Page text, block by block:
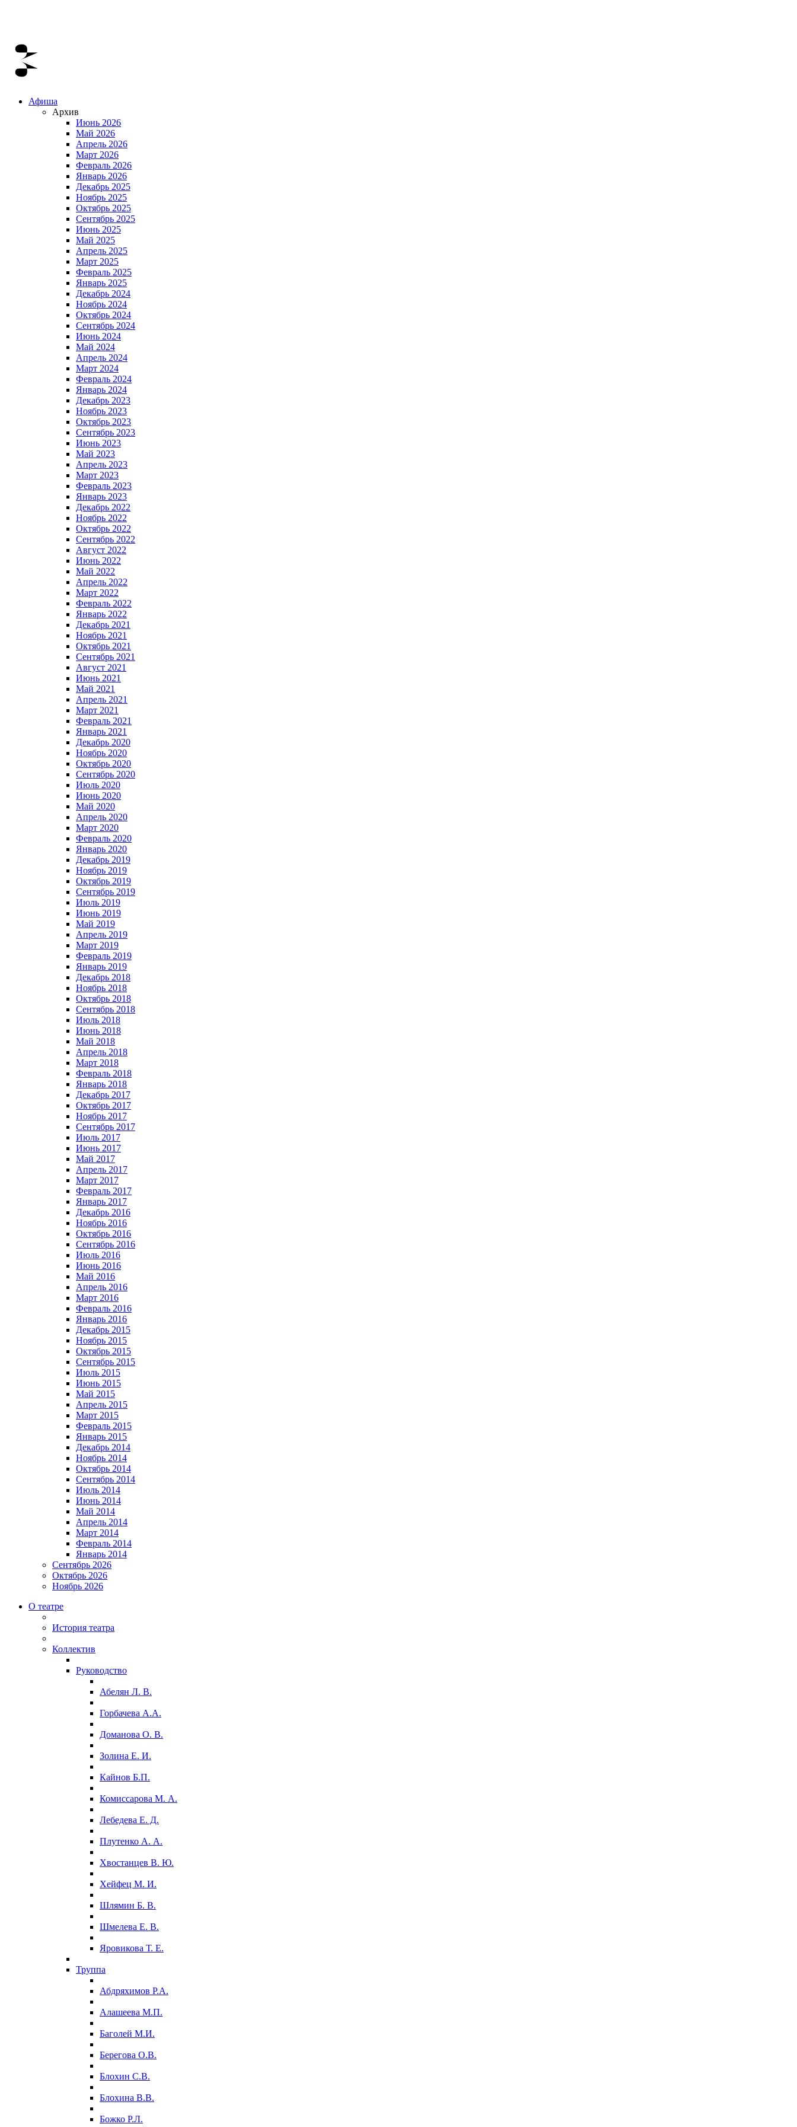
Афиша
Архив
Июнь 2026
Май 2026
Апрель 2026
Март 2026
Февраль 2026
Январь 2026
Декабрь 2025
Ноябрь 2025
Октябрь 2025
Сентябрь 2025
Июнь 2025
Май 2025
Апрель 2025
Март 2025
Февраль 2025
Январь 2025
Декабрь 2024
Ноябрь 2024
Октябрь 2024
Сентябрь 2024
Июнь 2024
Май 2024
Апрель 2024
Март 2024
Февраль 2024
Январь 2024
Декабрь 2023
Ноябрь 2023
Октябрь 2023
Сентябрь 2023
Июнь 2023
Май 2023
Апрель 2023
Март 2023
Февраль 2023
Январь 2023
Декабрь 2022
Ноябрь 2022
Октябрь 2022
Сентябрь 2022
Август 2022
Июнь 2022
Май 2022
Апрель 2022
Март 2022
Февраль 2022
Январь 2022
Декабрь 2021
Ноябрь 2021
Октябрь 2021
Сентябрь 2021
Август 2021
Июнь 2021
Май 2021
Апрель 2021
Март 2021
Февраль 2021
Январь 2021
Декабрь 2020
Ноябрь 2020
Октябрь 2020
Сентябрь 2020
Июль 2020
Июнь 2020
Май 2020
Апрель 2020
Март 2020
Февраль 2020
Январь 2020
Декабрь 2019
Ноябрь 2019
Октябрь 2019
Сентябрь 2019
Июль 2019
Июнь 2019
Май 2019
Апрель 2019
Март 2019
Февраль 2019
Январь 2019
Декабрь 2018
Ноябрь 2018
Октябрь 2018
Сентябрь 2018
Июль 2018
Июнь 2018
Май 2018
Апрель 2018
Март 2018
Февраль 2018
Январь 2018
Декабрь 2017
Октябрь 2017
Ноябрь 2017
Сентябрь 2017
Июль 2017
Июнь 2017
Май 2017
Апрель 2017
Март 2017
Февраль 2017
Январь 2017
Декабрь 2016
Ноябрь 2016
Октябрь 2016
Сентябрь 2016
Июль 2016
Июнь 2016
Май 2016
Апрель 2016
Март 2016
Февраль 2016
Январь 2016
Декабрь 2015
Ноябрь 2015
Октябрь 2015
Сентябрь 2015
Июль 2015
Июнь 2015
Май 2015
Апрель 2015
Март 2015
Февраль 2015
Январь 2015
Декабрь 2014
Ноябрь 2014
Октябрь 2014
Сентябрь 2014
Июль 2014
Июнь 2014
Май 2014
Апрель 2014
Март 2014
Февраль 2014
Январь 2014
Сентябрь 2026
Октябрь 2026
Ноябрь 2026
О театре
История театра
Коллектив
Руководство
Абелян Л. В.
Горбачева А.А.
Доманова О. В.
Золина Е. И.
Кайнов Б.П.
Комиссарова М. А.
Лебедева Е. Д.
Плутенко А. А.
Хвостанцев В. Ю.
Хейфец М. И.
Шлямин Б. В.
Шмелева Е. В.
Яровикова Т. Е.
Труппа
Абдряхимов Р.А.
Алашеева М.П.
Баголей М.И.
Берегова О.В.
Блохин С.В.
Блохина В.В.
Божко Р.Л.